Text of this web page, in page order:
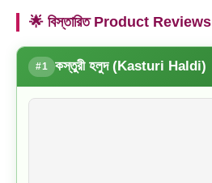
🌟 বিস্তারিত Product Reviews
#1 কস্তুরী হলুদ (Kasturi Haldi)